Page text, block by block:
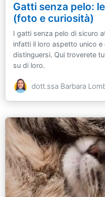
Gatti senza pelo:
(foto e curiosità)
I gatti senza pelo di sicuro
infatti il loro aspetto unico
distinguersi. Qui troverete
su di loro.
dott.ssa Barbara